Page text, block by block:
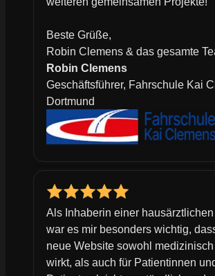
Beste Grüße,
Robin Clemens & das gesamte
Robin Clemens
Geschäftsführer, Fahrschule Kai
Dortmund
Als Inhaberin einer
war es mir besonders wichtig,
neue Website sowohl
wirkt, als auch für Patientinnen